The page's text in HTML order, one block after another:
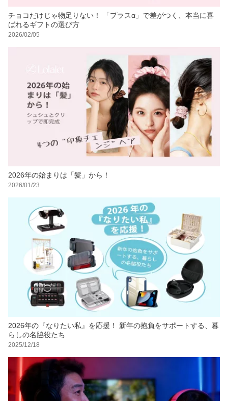
チョコだけじゃ物足りない！ 「プラスα」で差がつく、本当に喜
ばれるギフトの選び方
2026/02/05
2026年の始まりは「髪」から！
2026/01/23
2026年の『なりたい私』を応援！ 新年の抱負をサポートする、暮
らしの名脇役たち
2025/12/18